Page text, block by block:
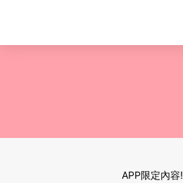
APP限定內容!